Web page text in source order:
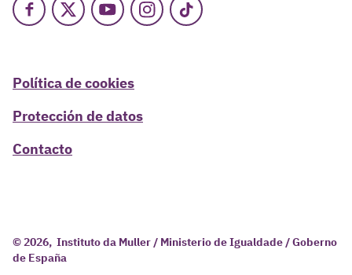
Facebook
X YoutubeInstagram
TikTok
Política de cookies
Protección de datos
Contacto
© 2026, Instituto da Muller / Ministerio de Igualdade / Goberno
de España